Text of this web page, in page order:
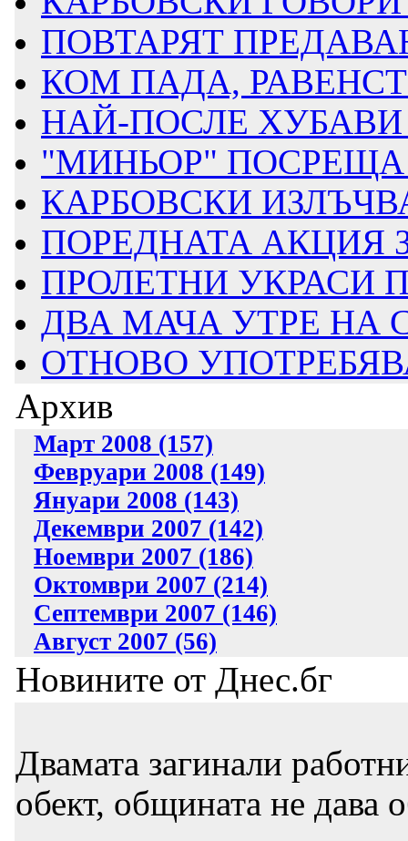
ПОВТАРЯТ
КОМ ПАДА,
НАЙ-ПОСЛЕ ХУБАВИ
"МИНЬОР" ПОСРЕЩА
КАРБОВСКИ
ПОРЕДНАТА АКЦИЯ
ПРОЛЕТНИ УКРАСИ
ДВА МАЧА УТРЕ НА
ОТНОВО
Архив
Март 2008 (157)
Февруари 2008 (149)
Януари 2008 (143)
Декември 2007 (142)
Ноември 2007 (186)
Октомври 2007 (214)
Септември 2007 (146)
Август 2007 (56)
Новините от Днес.бг
Двамата загинали
обект, общината не дава